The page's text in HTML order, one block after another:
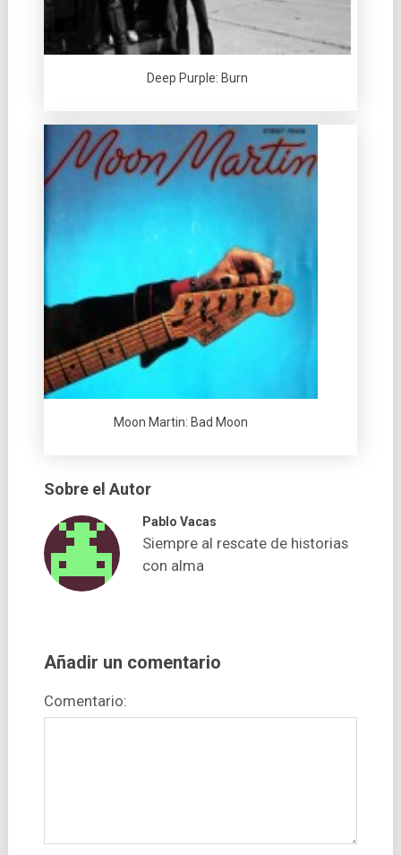
Deep Purple: Burn
Moon Martin: Bad Moon
Sobre el Autor
Pablo Vacas
Siempre al rescate de historias
con alma
Añadir un comentario
Comentario: